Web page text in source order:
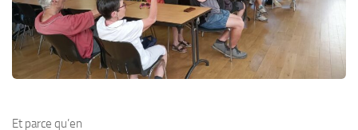
Et parce qu’en